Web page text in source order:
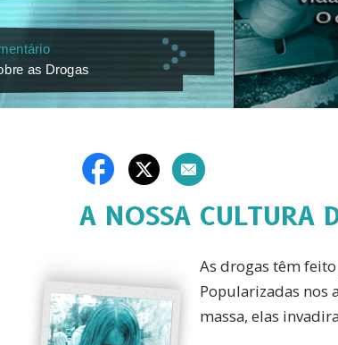
as Drogas
A NOSSA CULTURA
As drogas têm
Popularizadas nos
massa, elas